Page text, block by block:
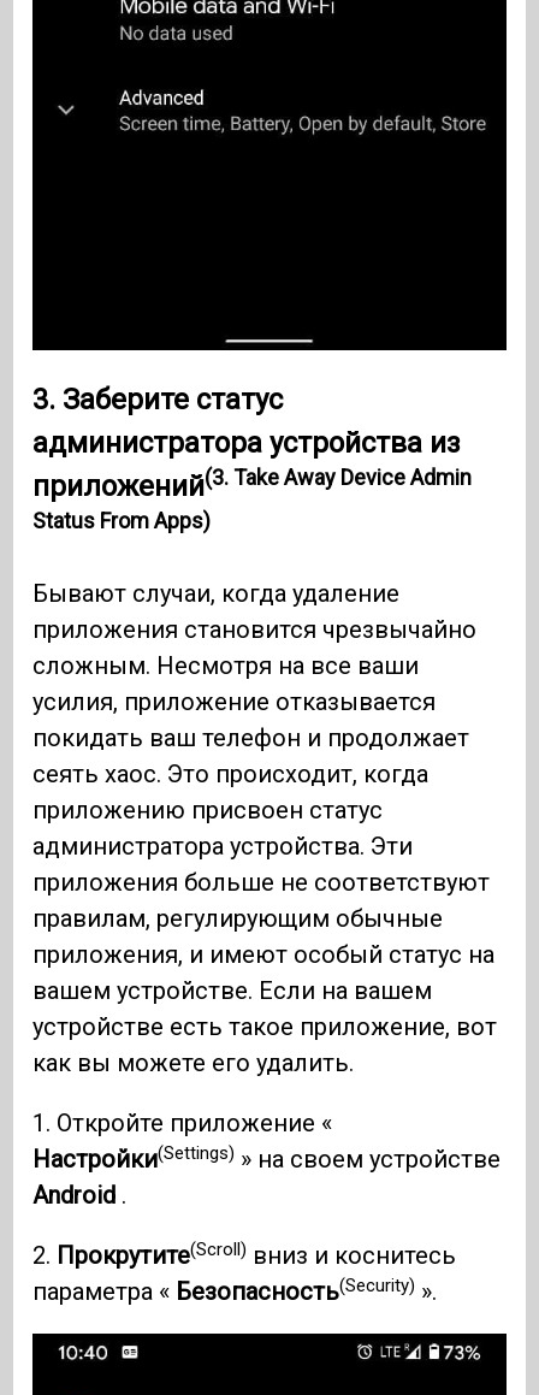
3. Заберите статус
администратора устройства из
приложений(3. Take Away Device Admin
Status From Apps)
Бывают случаи, когда удаление
приложения становится чрезвычайно
сложным. Несмотря на все ваши
усилия, приложение отказывается
покидать ваш телефон и продолжает
сеять хаос. Это происходит, когда
приложению присвоен статус
администратора устройства. Эти
приложения больше не соответствуют
правилам, регулирующим обычные
приложения, и имеют особый статус на
вашем устройстве. Если на вашем
устройстве есть такое приложение, вот
как вы можете его удалить.
1. Откройте приложение «
Настройки(Settings) » на своем устройстве
Android .
2. Прокрутите(Scroll) вниз и коснитесь
параметра « Безопасность(Security) ».